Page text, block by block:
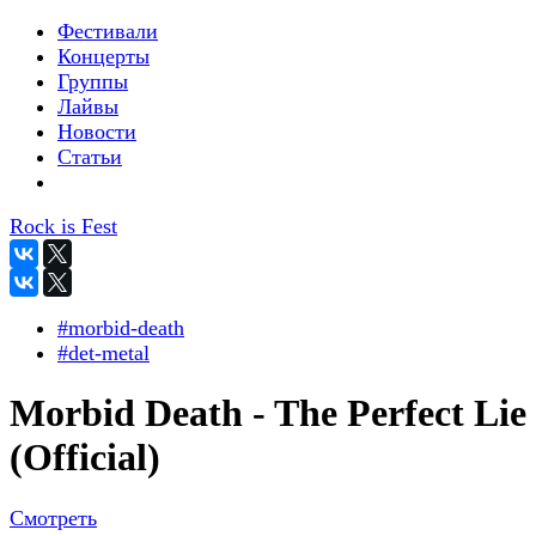
Фестивали
Концерты
Группы
Лайвы
Новости
Статьи
Rock is Fest
#morbid-death
#det-metal
Morbid Death - The Perfect Lie
(Official)
Смотреть